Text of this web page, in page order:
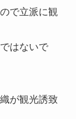
で立派に観
はないで
が観光誘致